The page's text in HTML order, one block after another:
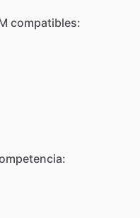
compatibles: